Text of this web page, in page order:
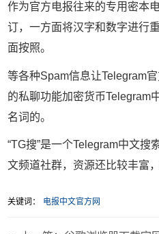
作为官方电报往来的专用密本
订，一方面将汉字和数字进行
面按照。
等各种Spam信息让Telegram
的私聊功能加密货币Telegram
名词的。
“TG搜”是一个Telegram中文搜
文频道社群，资源还比较丰富
关键词： 电报中文官方网